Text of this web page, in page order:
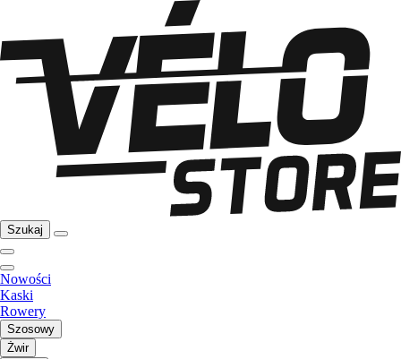
Szukaj
Nowości
Kaski
Rowery
Szosowy
Żwir